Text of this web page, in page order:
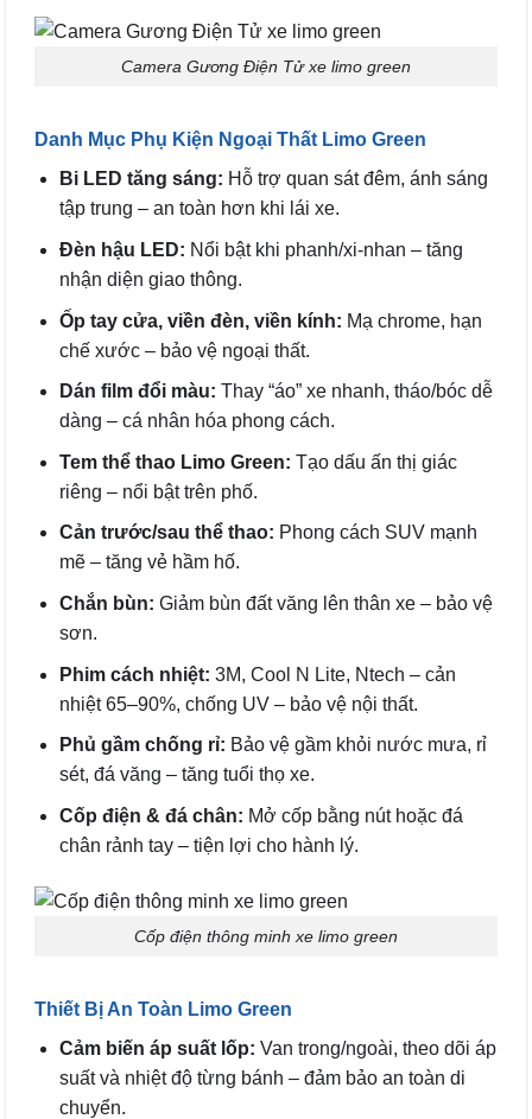
Camera Gương Điện Tử xe limo green
Danh Mục Phụ Kiện Ngoại Thất Limo Green
Bi LED tăng sáng: Hỗ trợ quan sát đêm, ánh sáng
tập trung – an toàn hơn khi lái xe.
Đèn hậu LED: Nổi bật khi phanh/xi-nhan – tăng
nhận diện giao thông.
Ốp tay cửa, viền đèn, viền kính: Mạ chrome, hạn
chế xước – bảo vệ ngoại thất.
Dán film đổi màu: Thay “áo” xe nhanh, tháo/bóc dễ
dàng – cá nhân hóa phong cách.
Tem thể thao Limo Green: Tạo dấu ấn thị giác
riêng – nổi bật trên phố.
Cản trước/sau thể thao: Phong cách SUV mạnh
mẽ – tăng vẻ hầm hố.
Chắn bùn: Giảm bùn đất văng lên thân xe – bảo vệ
sơn.
Phim cách nhiệt: 3M, Cool N Lite, Ntech – cản
nhiệt 65–90%, chống UV – bảo vệ nội thất.
Phủ gầm chống rỉ: Bảo vệ gầm khỏi nước mưa, rỉ
sét, đá văng – tăng tuổi thọ xe.
Cốp điện & đá chân: Mở cốp bằng nút hoặc đá
chân rảnh tay – tiện lợi cho hành lý.
Cốp điện thông minh xe limo green
Thiết Bị An Toàn Limo Green
Cảm biến áp suất lốp: Van trong/ngoài, theo dõi áp
suất và nhiệt độ từng bánh – đảm bảo an toàn di
chuyển.